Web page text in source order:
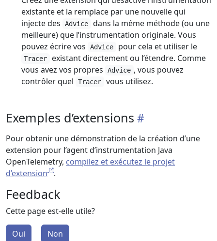
existante et la remplace par une nouvelle qui
injecte des
Advice
dans la même méthode (ou une
meilleure) que l’instrumentation originale. Vous
pouvez écrire vos
Advice pour cela et utiliser le
Tracer
existant directement ou l’étendre. Comme
vous avez vos propres
Advice , vous pouvez
contrôler quel
Tracer vous utilisez.
Exemples d’extensions
Pour obtenir une démonstration de la création d’une
extension pour l’agent d’instrumentation Java
OpenTelemetry, compilez et exécutez le projet
d’extension
.
Feedback
Cette page est-elle utile?
Oui Non